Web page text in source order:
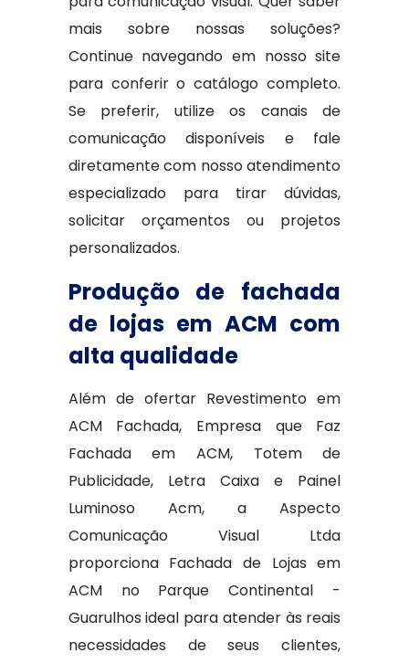
mais sobre nossas soluções?
Continue navegando em nosso site
para conferir o catálogo completo.
Se preferir, utilize os canais de
comunicação disponíveis e fale
diretamente com nosso atendimento
especializado para tirar dúvidas,
solicitar orçamentos ou projetos
personalizados.
Produção de fachada
de lojas em ACM com
alta qualidade
Além de ofertar Revestimento em
ACM Fachada, Empresa que Faz
Fachada em ACM, Totem de
Publicidade, Letra Caixa e Painel
Luminoso Acm, a Aspecto
Comunicação Visual Ltda
proporciona Fachada de Lojas em
ACM no Parque Continental -
Guarulhos ideal para atender às reais
necessidades de seus clientes,